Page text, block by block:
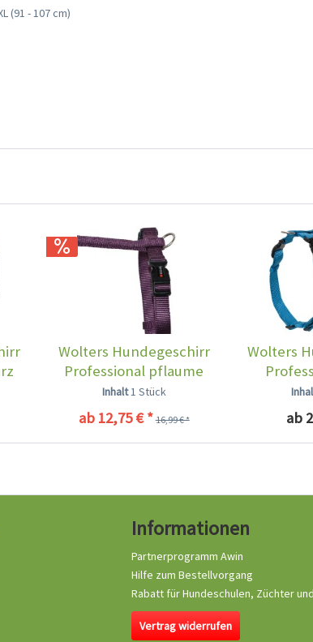
(91 - 107 cm)
Wolters Hundegeschirr
Professional pflaume
Inhalt1 Stück
ab 12,75 € * 16,99 € *
Wolters
ab
Informationen
Partnerprogramm Awin
Hilfe zum Bestellvorgang
Rabatt für Hundeschulen, Züchter
Vertrag widerrufen